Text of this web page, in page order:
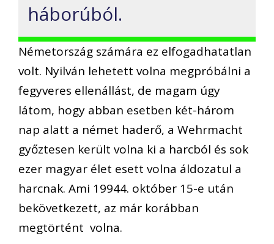
háborúból.
Németország számára ez elfogadhatatlan
volt. Nyilván lehetett volna megpróbálni a
fegyveres ellenállást, de magam úgy
látom, hogy abban esetben két-három
nap alatt a német haderő, a Wehrmacht
győztesen került volna ki a harcból és sok
ezer magyar élet esett volna áldozatul a
harcnak. Ami 19944. október 15-e után
bekövetkezett, az már korábban
megtörtént volna.